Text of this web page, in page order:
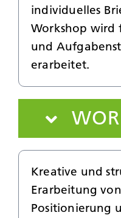
individuelles
Workshop wird
und
erarbeitet.
Kreative und
Erarbeitung
Positionierung